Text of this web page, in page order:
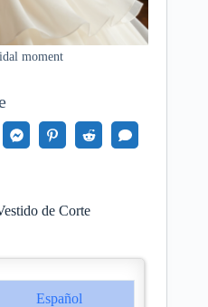
moment
de Corte
Español